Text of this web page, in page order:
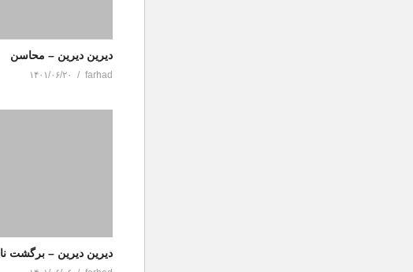
دیرین دیرین – محاسن
farhad ۱۴۰۱/۰۶/۲۰
دیرین دیرین – برگشت